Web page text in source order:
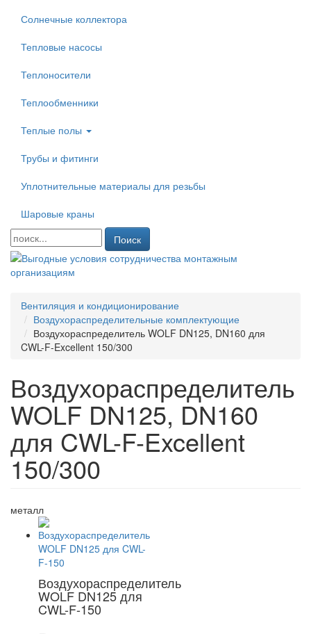
Солнечные коллектора
Тепловые насосы
Теплоносители
Теплообменники
Теплые полы
Трубы и фитинги
Уплотнительные материалы для резьбы
Шаровые краны
Поиск
Вентиляция и кондиционирование
Воздухораспределительные комплектующие
Воздухораспределитель WOLF DN125, DN160 для
CWL-F-Excellent 150/300
Воздухораспределитель
WOLF DN125, DN160
для CWL-F-Excellent
150/300
металл
Воздухораспределитель
WOLF DN125 для
CWL-F-150